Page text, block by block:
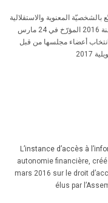
المعنوية والاستقلالية
المالية أحدثت بموجب القانون الأساسي عدد22 لسنة 2016 المؤرّخ في 24 مارس
انتخاب أعضاء مجلسها من قبل
L’instance d’accès à
autonomie financière,
mars 2016 sur le droit
élus par